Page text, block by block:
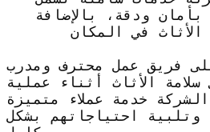
ودقة، بالإضافة
في المكان
فريق عمل محترف ومدرب
الأثاث أثناء عملية
خدمة عملاء متميزة
وتلبية احتياجاتهم بشكل